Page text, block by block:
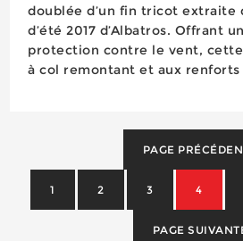
doublée d’un fin tricot extraite
d’été 2017 d’Albatros. Offrant
protection contre le vent,
à col remontant et aux renforts
PAGE
1 2 3 4
PAGE